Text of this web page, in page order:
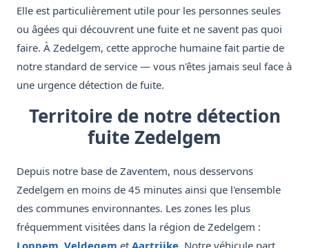
Elle est particulièrement utile pour les personnes seules
ou âgées qui découvrent une fuite et ne savent pas quoi
faire. À Zedelgem, cette approche humaine fait partie de
notre standard de service — vous n'êtes jamais seul face à
une urgence détection de fuite.
Territoire de notre détection
fuite Zedelgem
Depuis notre base de Zaventem, nous desservons
Zedelgem en moins de 45 minutes ainsi que l'ensemble
des communes environnantes. Les zones les plus
fréquemment visitées dans la région de Zedelgem :